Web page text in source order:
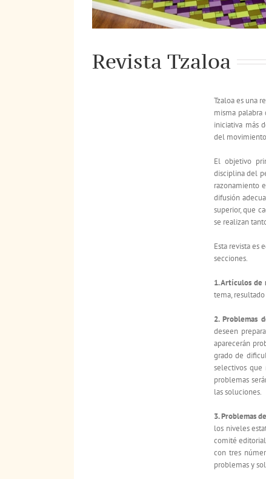
Revista Tzaloa
Tzaloa es una
misma
iniciativa más
del
El objetivo
disciplina del
razonamiento
difusión
superior, que
se realizan
Esta revista es
secciones.
1. Artículos de
tema,
2. Problemas
deseen
aparecerán
grado de
selectivos que
problemas
las soluciones.
3. Problemas
los niveles
comité
con tres
problemas y